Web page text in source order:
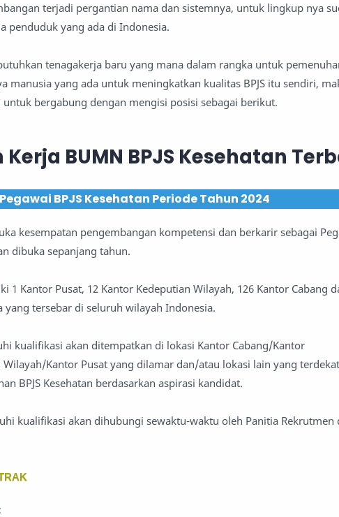
terjadi pergantian nama dan sistemnya, untuk lingkup nya
penduduk yang ada di Indonesia.
tenagakerja baru yang mana dalam rangka untuk
manusia yang ada untuk meningkatkan kualitas BPJS itu sendiri,
bergabung dengan mengisi posisi sebagai berikut.
BUMN BPJS Kesehatan
BPJS Kesehatan Periode Tahun 2024
kesempatan pengembangan kompetensi dan berkarir sebagai
dibuka sepanjang tahun.
1 Kantor Pusat, 12 Kantor Kedeputian Wilayah, 126 Kantor Cabang
yang tersebar di seluruh wilayah Indonesia.
kualifikasi akan ditempatkan di lokasi Kantor Cabang/Kantor
Kantor Pusat yang dilamar dan/atau lokasi lain yang
BPJS Kesehatan berdasarkan aspirasi kandidat.
kualifikasi akan dihubungi sewaktu-waktu oleh Panitia Rekrutmen